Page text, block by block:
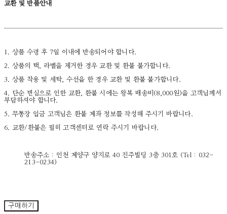
교환 및 반품안내
1. 상품 수령 후 7일 이내에 반송되어야 합니다.
2. 상품의 택, 라벨을 제거한 경우 교환 및 환불 불가합니다.
3. 상품 착용 및 세탁, 수선을 한 경우 교환 및 환불 불가합니다.
4. 단순 변심으로 인한 교환, 환불 시에는 왕복 배송비(8,000원)을 고객님께서
부담하셔야 합니다.
5. 무통장 입금 고객님은 환불 계좌 정보를 작성해 주시기 바랍니다.
6. 교환/환불은 필히 고객센터로 연락 주시기 바랍니다.
반송주소 : 인천 계양구 양지로 40 진주빌딩 3층 301호 (Tel : 032-
213-0234)
구매하기